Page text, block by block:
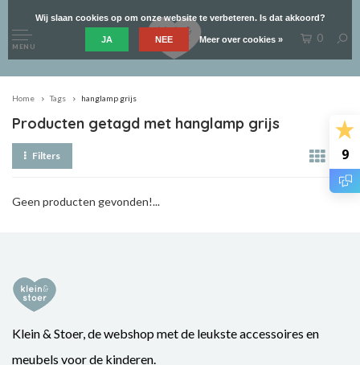
9
MENU
0
Home Tags hanglamp grijs
Producten getagd met hanglamp grijs
Filters
Geen producten gevonden!...
Klein & Stoer, de webshop met de leukste accessoires en
meubels voor de kinderen.
Wij slaan cookies op om onze website te verbeteren. Is dat akkoord?
JA NEE Meer over cookies »